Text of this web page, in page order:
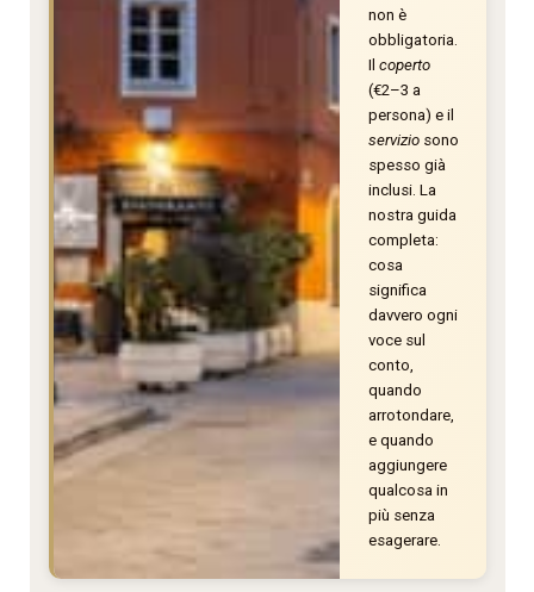
non è
obbligatoria.
Il coperto
(€2–3 a
persona) e il
serviziosono
spesso già
inclusi. La
nostra guida
completa:
cosa
significa
davvero ogni
voce sul
conto,
quando
arrotondare,
e quando
aggiungere
qualcosa in
più senza
esagerare.